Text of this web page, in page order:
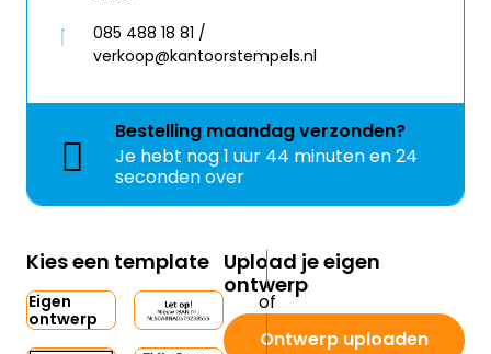
085 488 18 81 /
verkoop@kantoorstempels.nl
Bestelling maandagverzonden?
Je hebt nog1 uur 44 minuten en 24
seconden over
Kies een template
Eigen
ontwerp
Upload je eigen
ontwerp
Ontwerp uploaden